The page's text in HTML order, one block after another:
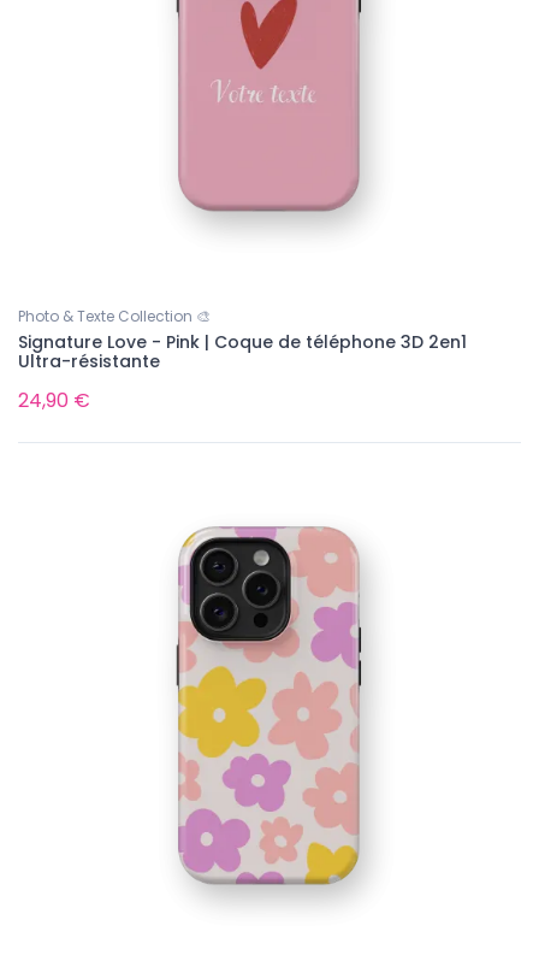
Photo & Texte Collection 🎨
Signature Love - Pink | Coque de téléphone 3D 2en1
Ultra-résistante
24,90 €